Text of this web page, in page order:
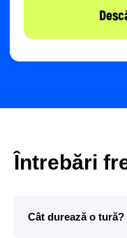
Întrebări
Cât durează o tură?